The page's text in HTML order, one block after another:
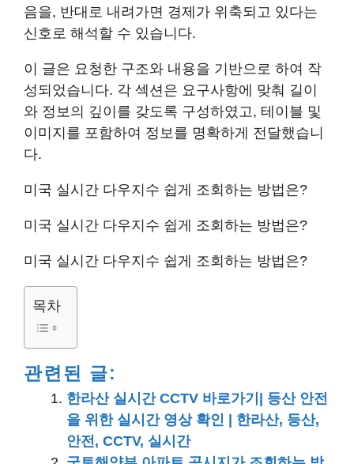
음을, 반대로 내려가면 경제가 위축되고 있다는
신호로 해석할 수 있습니다.
이 글은 요청한 구조와 내용을 기반으로 하여 작
성되었습니다. 각 섹션은 요구사항에 맞춰 길이
와 정보의 깊이를 갖도록 구성하였고, 테이블 및
이미지를 포함하여 정보를 명확하게 전달했습니
다.
미국 실시간 다우지수 쉽게 조회하는 방법은?
미국 실시간 다우지수 쉽게 조회하는 방법은?
미국 실시간 다우지수 쉽게 조회하는 방법은?
목차
관련된 글:
한라산 실시간 CCTV 바로가기| 등산 안전
을 위한 실시간 영상 확인 | 한라산, 등산,
안전, CCTV, 실시간